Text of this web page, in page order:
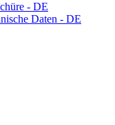
- DE
Daten - DE